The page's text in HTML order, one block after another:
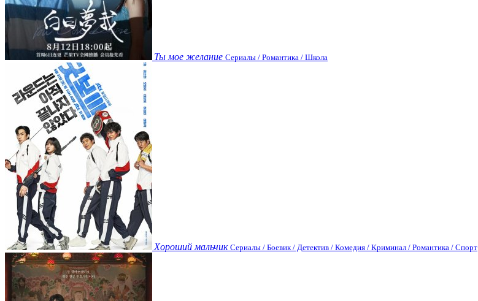
Ты мое желание Сериалы / Романтика / Школа
Хороший мальчик Сериалы / Боевик / Детектив / Комедия / Криминал / Романтика / Спорт